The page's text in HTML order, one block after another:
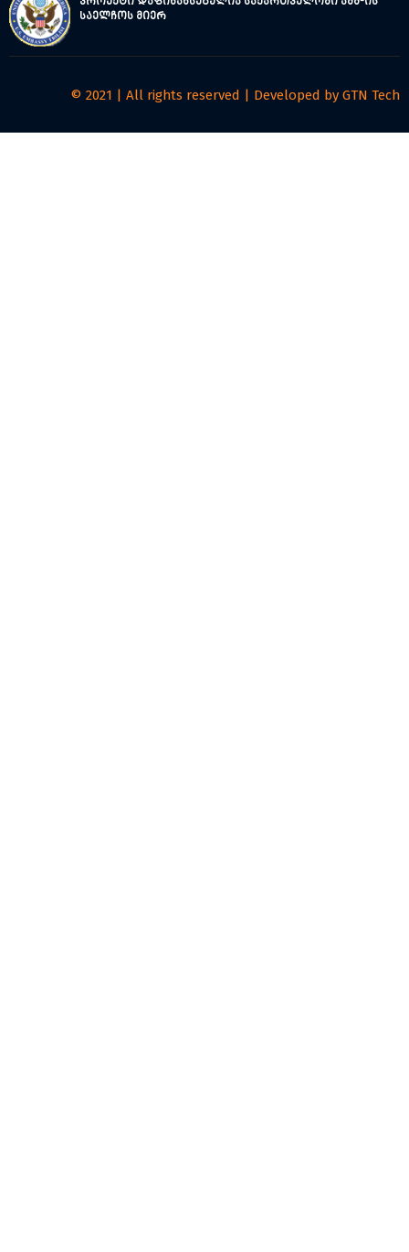
საელჩოს მიერ
© 2021 | All rights reserved | Developed by GTN Tech